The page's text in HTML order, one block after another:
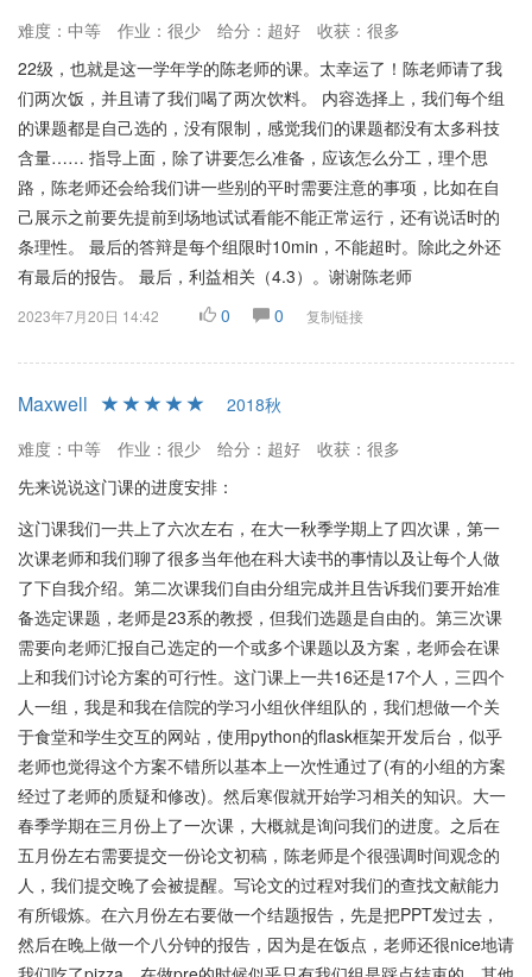
难度：中等
作业：很少 给分：超好
收获：很多
22级，也就是这一学年学的陈老师的课。太幸运了！陈老师请了我
们两次饭，并且请了我们喝了两次饮料。 内容选择上，我们每个组
的课题都是自己选的，没有限制，感觉我们的课题都没有太多科技
含量…… 指导上面，除了讲要怎么准备，应该怎么分工，理个思
路，陈老师还会给我们讲一些别的平时需要注意的事项，比如在自
己展示之前要先提前到场地试试看能不能正常运行，还有说话时的
条理性。 最后的答辩是每个组限时10min，不能超时。除此之外还
有最后的报告。 最后，利益相关（4.3）。谢谢陈老师
2023年7月20日 14:42 0 0 复制链接
Maxwell
2018秋
难度：中等
作业：很少 给分：超好
收获：很多
先来说说这门课的进度安排：
这门课我们一共上了六次左右，在大一秋季学期上了四次课，第一
次课老师和我们聊了很多当年他在科大读书的事情以及让每个人做
了下自我介绍。第二次课我们自由分组完成并且告诉我们要开始准
备选定课题，老师是23系的教授，但我们选题是自由的。第三次课
需要向老师汇报自己选定的一个或多个课题以及方案，老师会在课
上和我们讨论方案的可行性。这门课上一共16还是17个人，三四个
人一组，我是和我在信院的学习小组伙伴组队的，我们想做一个关
于食堂和学生交互的网站，使用python的flask框架开发后台，似乎
老师也觉得这个方案不错所以基本上一次性通过了(有的小组的方案
经过了老师的质疑和修改)。然后寒假就开始学习相关的知识。大一
春季学期在三月份上了一次课，大概就是询问我们的进度。之后在
五月份左右需要提交一份论文初稿，陈老师是个很强调时间观念的
人，我们提交晚了会被提醒。写论文的过程对我们的查找文献能力
有所锻炼。在六月份左右要做一个结题报告，先是把PPT发过去，
然后在晚上做一个八分钟的报告，因为是在饭点，老师还很nice地请